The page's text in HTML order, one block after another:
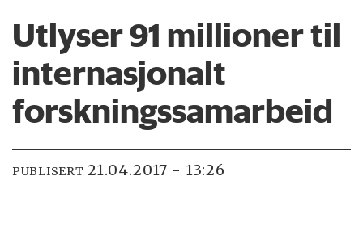
Utlyser 91 millioner til
internasjonalt
forskningssamarbeid
PUBLISERT 21.04.2017 - 13:26